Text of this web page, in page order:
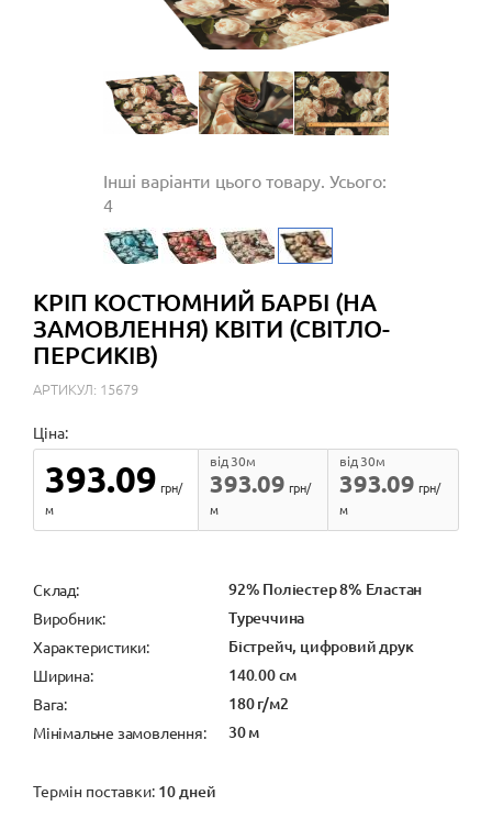
Інші варіанти цього товару. Усього:
4
КРІП КОСТЮМНИЙ БАРБІ (НА
ЗАМОВЛЕННЯ) КВІТИ (СВІТЛО-
ПЕРСИКІВ)
АРТИКУЛ: 15679
Ціна:
393.09 грн/
м
393.09
від 30м
грн/
м
393.09
від 30м
грн/
м
Cклад: 92% Поліестер 8% Еластан
Виробник: Туреччина
Характеристики: Бістрейч, цифровий друк
Ширина: 140.00 см
Вага: 180 г/м2
Мінімальне замовлення: 30 м
Термін поставки: 10 дней